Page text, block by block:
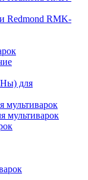
Redmond RMK-
для
мультиварок
мультиварок